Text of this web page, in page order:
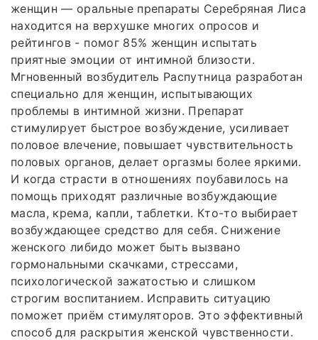
женщин — оральные препараты Серебряная Лиса
находится на верхушке многих опросов и
рейтингов - помог 85% женщин испытать
приятные эмоции от интимной близости.
Мгновенный возбудитель Распутница разработан
специально для женщин, испытывающих
проблемы в интимной жизни. Препарат
стимулирует быстрое возбуждение, усиливает
половое влечение, повышает чувствительность
половых органов, делает оргазмы более яркими.
И когда страсти в отношениях поубавилось на
помощь приходят различные возбуждающие
масла, крема, капли, таблетки. Кто-то выбирает
возбуждающее средство для себя. Снижение
женского либидо может быть вызвано
гормональными скачками, стрессами,
психологической зажатостью и слишком
строгим воспитанием. Исправить ситуацию
поможет приём стимуляторов. Это эффективный
способ для раскрытия женской чувственности.